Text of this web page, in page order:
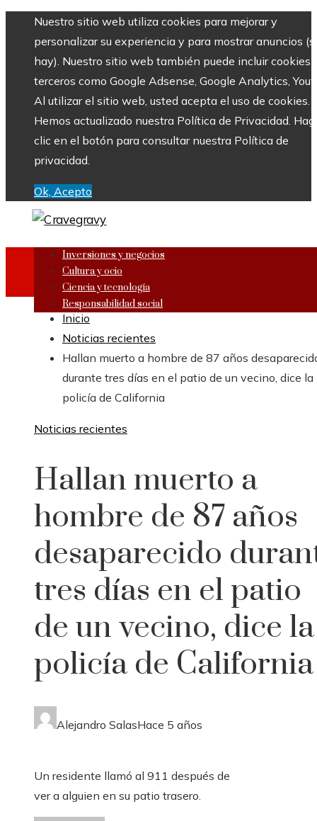
Nuestro sitio web utiliza cookies para mejorar y
personalizar su experiencia y para mostrar anuncios
hay). Nuestro sitio web también puede incluir cookies
terceros como Google Adsense, Google Analytics,
Al utilizar el sitio web, usted acepta el uso de cookies.
Hemos actualizado nuestra Política de Privacidad.
clic en el botón para consultar nuestra Política de
privacidad.
Ok, Acepto
Inversiones y negocios
Cultura y ocio
Ciencia y tecnología
Responsabilidad social
Inicio
Noticias recientes
Hallan muerto a hombre de 87 años
durante tres días en el patio de un vecino, dice la
policía de California
Noticias recientes
Hallan muerto a
hombre de 87 años
desaparecido
tres días en el patio
de un vecino, dice la
policía de California
Alejandro SalasHace 5 años
Un residente llamó al 911 después de
ver a alguien en su patio trasero.